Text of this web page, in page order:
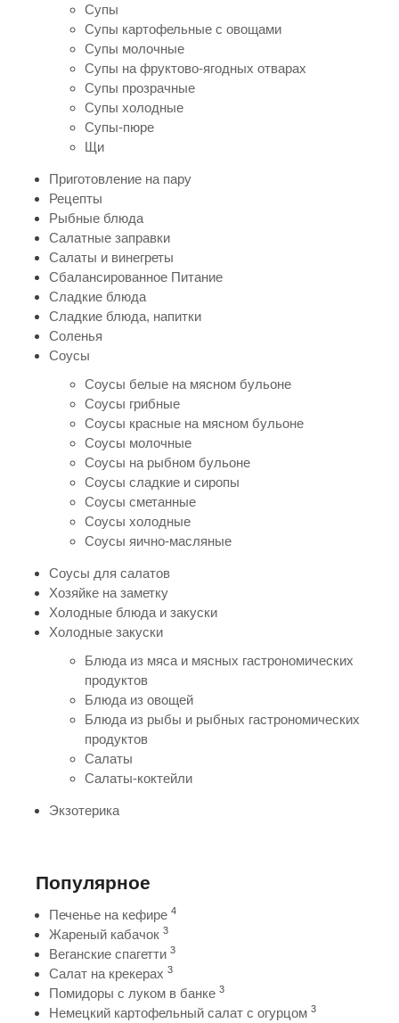
Супы
Супы картофельные с овощами
Супы молочные
Супы на фруктово-ягодных отварах
Супы прозрачные
Супы холодные
Супы-пюре
Щи
Приготовление на пару
Рецепты
Рыбные блюда
Салатные заправки
Салаты и винегреты
Сбалансированное Питание
Сладкие блюда
Сладкие блюда, напитки
Соленья
Соусы
Соусы белые на мясном бульоне
Соусы грибные
Соусы красные на мясном бульоне
Соусы молочные
Соусы на рыбном бульоне
Соусы сладкие и сиропы
Соусы сметанные
Соусы холодные
Соусы яично-масляные
Соусы для салатов
Хозяйке на заметку
Холодные блюда и закуски
Холодные закуски
Блюда из мяса и мясных гастрономических
продуктов
Блюда из овощей
Блюда из рыбы и рыбных гастрономических
продуктов
Салаты
Салаты-коктейли
Экзотерика
Популярное
Печенье на кефире 4
Жареный кабачок 3
Веганские спагетти 3
Салат на крекерах 3
Помидоры с луком в банке 3
Немецкий картофельный салат с огурцом 3